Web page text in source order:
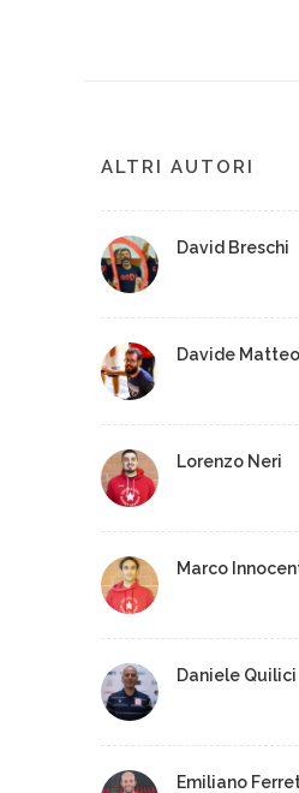
ALTRI AUTORI
David Breschi
Davide
Lorenzo Neri
Marco
Daniele Quilici
Emiliano